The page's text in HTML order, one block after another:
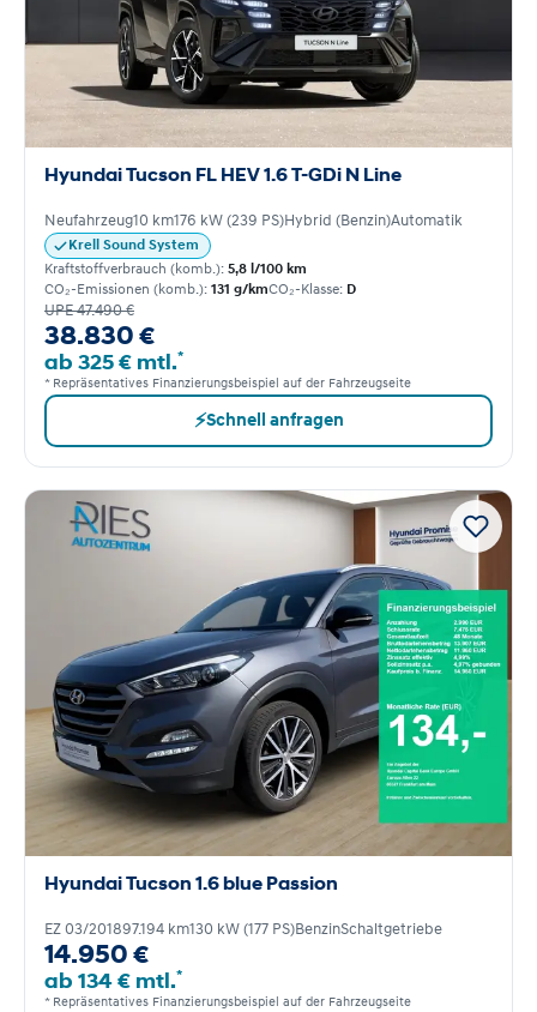
Hyundai Tucson FL HEV 1.6 T-GDi N Line
Neufahrzeug10 km176 kW (239 PS)Hybrid (Benzin)Automatik
Krell Sound System
Kraftstoffverbrauch (komb.): 5,8 l/100 km
CO₂-Emissionen (komb.): 131 g/kmCO₂-Klasse: D
UPE 47.490 €
38.830 €
ab 325 € mtl.*
* Repräsentatives Finanzierungsbeispiel auf der Fahrzeugseite
⚡Schnell anfragen
Hyundai Tucson 1.6 blue Passion
EZ 03/201897.194 km130 kW (177 PS)BenzinSchaltgetriebe
14.950 €
ab 134 € mtl.*
* Repräsentatives Finanzierungsbeispiel auf der Fahrzeugseite